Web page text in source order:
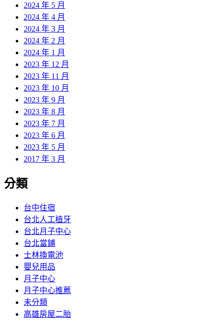
2024 年 5 月
2024 年 4 月
2024 年 3 月
2024 年 2 月
2024 年 1 月
2023 年 12 月
2023 年 11 月
2023 年 10 月
2023 年 9 月
2023 年 8 月
2023 年 7 月
2023 年 6 月
2023 年 5 月
2017 年 3 月
分類
台中住宿
台北人工植牙
台北月子中心
台北當鋪
士林換電池
嬰兒用品
月子中心
月子中心推薦
未分類
高雄房屋二胎